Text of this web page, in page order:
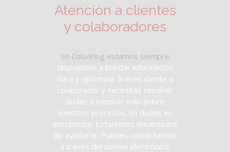
Atención a clientes
y colaboradores
En Colserlog estamos siempre
dispuestos a brindar información
clara y oportuna. Si eres cliente o
colaborador y necesitas resolver
dudas o conocer más sobre
nuestros procesos, no dudes en
escribirnos. Estaremos encantados
de ayudarte. Puedes contactarnos
a través del correo electrónico: